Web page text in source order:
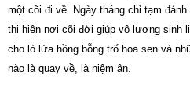
một cõi đi về. Ngày tháng chỉ tạm
thị hiện nơi cõi đời giúp vô lượng sinh
cho lò lửa hồng bỗng trổ hoa sen và
nào là quay về, là niệm ân.